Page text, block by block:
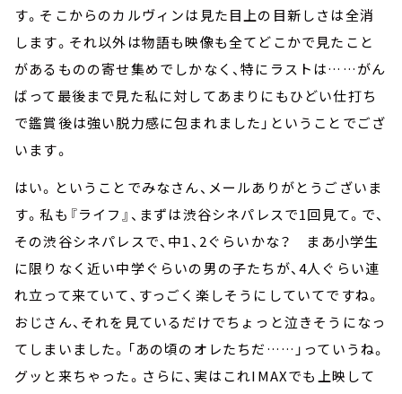
す。そこからのカルヴィンは見た目上の目新しさは全消
します。それ以外は物語も映像も全てどこかで見たこと
があるものの寄せ集めでしかなく、特にラストは……がん
ばって最後まで見た私に対してあまりにもひどい仕打ち
で鑑賞後は強い脱力感に包まれました」ということでござ
います。
はい。ということでみなさん、メールありがとうございま
す。私も『ライフ』、まずは渋谷シネパレスで1回見て。で、
その渋谷シネパレスで、中1、2ぐらいかな？ まあ小学生
に限りなく近い中学ぐらいの男の子たちが、4人ぐらい連
れ立って来ていて、すっごく楽しそうにしていてですね。
おじさん、それを見ているだけでちょっと泣きそうになっ
てしまいました。「あの頃のオレたちだ……」っていうね。
グッと来ちゃった。さらに、実はこれIMAXでも上映して